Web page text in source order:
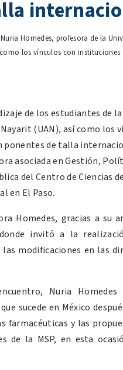
Homedes, profesora de la
los vínculos con instituciones
de los estudiantes de
(UAN), así como los
de talla
asociada en Gestión,
del Centro de Ciencias
en El Paso.
Homedes, gracias a su
invitó a la
modificaciones en las
Nuria
sucede en México
farmacéuticas y las
de la MSP, en esta